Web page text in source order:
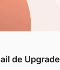
de Upgrade